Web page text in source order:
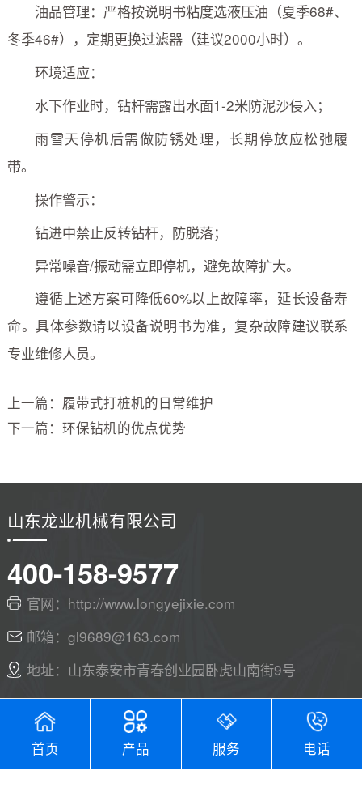
油品管理：严格按说明书粘度选液压油（夏季68#、
冬季46#），定期更换过滤器（建议2000小时）。
环境适应：
水下作业时，钻杆需露出水面1-2米防泥沙侵入；
雨雪天停机后需做防锈处理，长期停放应松弛履
带。
操作警示：
钻进中禁止反转钻杆，防脱落；
异常噪音/振动需立即停机，避免故障扩大。
遵循上述方案可降低60%以上故障率，延长设备寿
命。具体参数请以设备说明书为准，复杂故障建议联系
专业维修人员。
上一篇：履带式打桩机的日常维护
下一篇：环保钻机的优点优势
山东龙业机械有限公司
400-158-9577
官网：http://www.longyejixie.com
邮箱：gl9689@163.com
地址：山东泰安市青春创业园卧虎山南街9号
首页 产品 服务 电话